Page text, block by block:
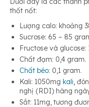
thốt nốt:
Lượng calo: khoảng
Sucrose: 65 – 85
Fructose và glucose:
Chất đạm: 0,4 gram.
Chất béo: 0,1 gram.
Kali: 1050mg kali,
nghị (RDI) hàng
Sắt: 11mg, tương